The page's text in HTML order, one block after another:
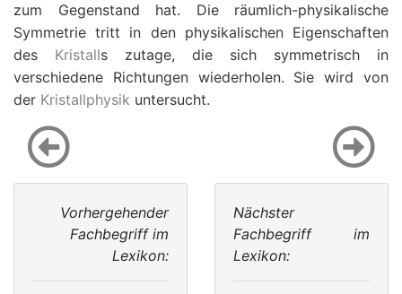
zum Gegenstand hat. Die räumlich-physikalische
Symmetrie tritt in den physikalischen Eigenschaften
des Kristalls zutage, die sich symmetrisch in
verschiedene Richtungen wiederholen. Sie wird von
der Kristallphysik untersucht.
Vorhergehender
Fachbegriff im
Lexikon:
Nächster
Fachbegriff im
Lexikon: